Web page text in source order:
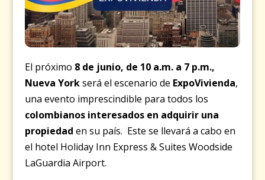
El próximo 8 de junio, de 10 a.m. a 7 p.m.,
Nueva Yorkserá el escenario de ExpoVivienda,
una evento imprescindible para todos los
colombianos interesados en adquirir una
propiedad en su país. Este se llevará a cabo en
el hotel Holiday Inn Express & Suites Woodside
LaGuardia Airport.